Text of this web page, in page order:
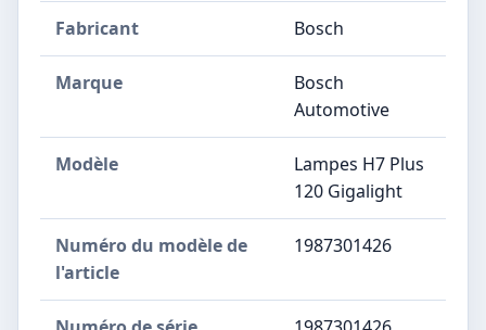
Fabricant ‎Bosch
Marque
‎Bosch
Automotive
Modèle
‎Lampes H7 Plus
120 Gigalight
Numéro du modèle de
l'article
‎1987301426